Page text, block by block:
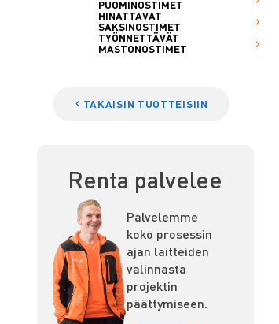
PUOMINOSTIMET
HINATTAVAT
SAKSINOSTIMET
TYÖNNETTÄVÄT
MASTONOSTIMET
TAKAISIN TUOTTEISIIN
Renta palvelee
Palvelemme
koko prosessin
ajan laitteiden
valinnasta
projektin
päättymiseen.